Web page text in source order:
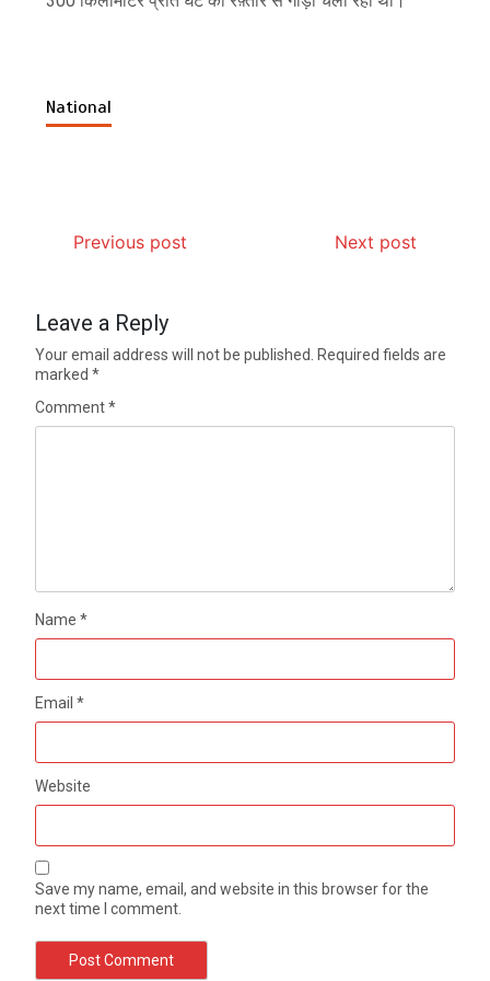
National
Previous post Next post
Leave a Reply
Your email address will not be published.
Required fields are
marked*
Comment*
Name*
Email*
Website
Save my name, email, and website in this browser for the
next time I comment.